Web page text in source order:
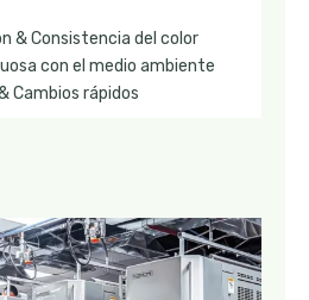
& Consistencia del color
con el medio ambiente
Cambios rápidos